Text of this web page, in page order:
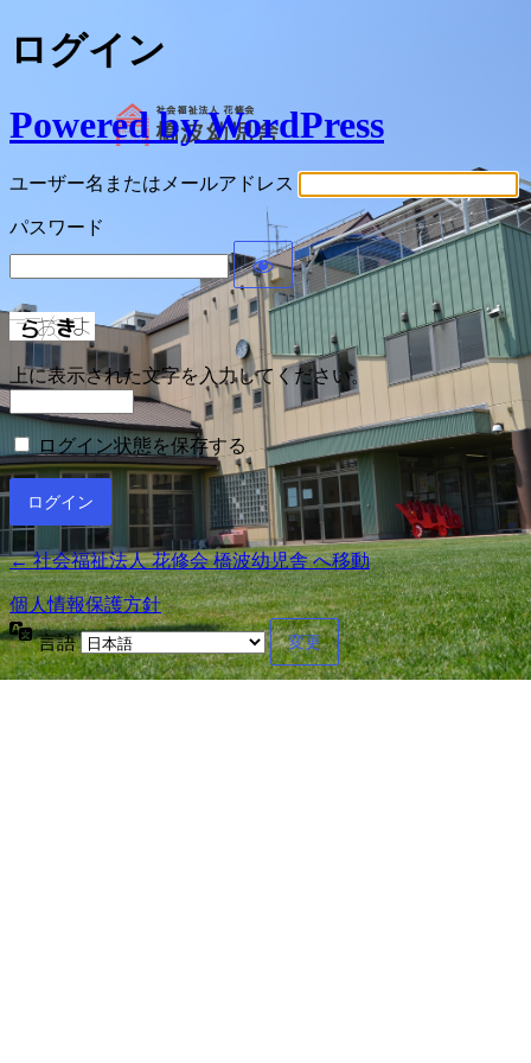
ログイン
Powered by WordPress
ユーザー名またはメールアドレス
パスワード
上に表示された文字を入力してください。
ログイン状態を保存する
← 社会福祉法人 花修会 橋波幼児舎 へ移動
個人情報保護方針
言語